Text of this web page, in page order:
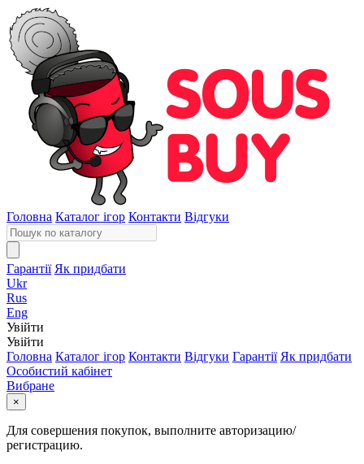
Головна Каталог ігор Контакти Відгуки
Гарантії Як придбати
Ukr
Rus
Eng
Увійти
Увійти
Головна Каталог ігор Контакти Відгуки Гарантії Як придбати
Особистий кабінет
Вибране
×
Для совершения покупок, выполните авторизацию/
регистрацию.